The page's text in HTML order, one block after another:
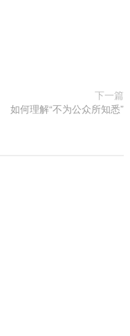
下一篇
如何理解“不为公众所知悉”